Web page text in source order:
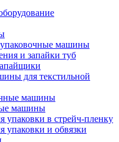
машины
и запайки туб
для текстильной
машины
машины
упаковки в стрейч-пленку
упаковки и обвязки